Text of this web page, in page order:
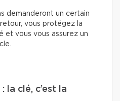
demanderont un certain
vous protégez la
et vous vous assurez un
la clé, c’est la